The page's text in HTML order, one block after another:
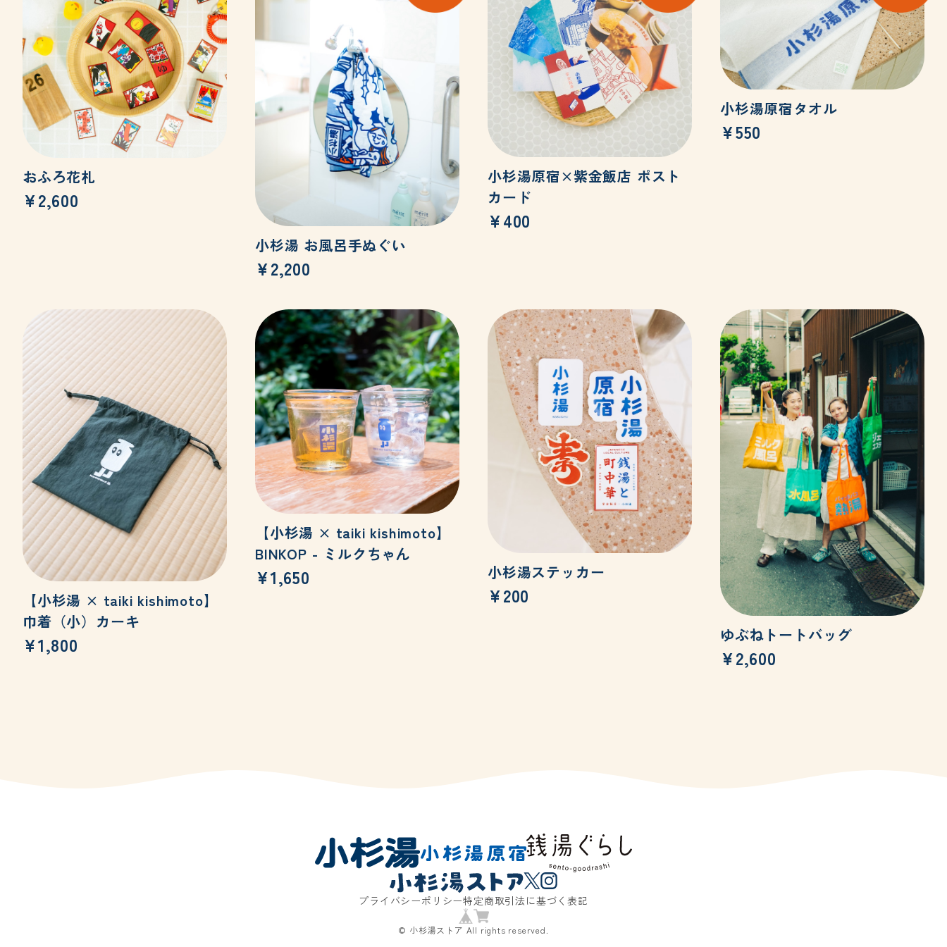
おふろ花札
¥2,600
小杉湯 お風呂手ぬぐい
¥2,200
小杉湯原宿×紫金飯店 ポスト
カード
¥400
小杉湯原宿タオル
¥550
【小杉湯 × taiki kishimoto】
巾着（小）カーキ
¥1,800
【小杉湯 × taiki kishimoto】
BINKOP - ミルクちゃん
¥1,650 小杉湯ステッカー
¥200
ゆぶねトートバッグ
¥2,600
プライバシーポリシー特定商取引法に基づく表記
© 小杉湯ストア All rights reserved.